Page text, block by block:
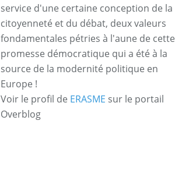
service d'une certaine conception de la
citoyenneté et du débat, deux valeurs
fondamentales pétries à l'aune de cette
promesse démocratique qui a été à la
source de la modernité politique en
Europe !
Voir le profil de ERASME sur le portail
Overblog